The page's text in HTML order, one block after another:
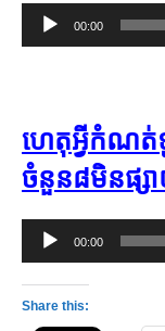
Audio
Player
00:00
ហេតុ​អ្វី​កំណត់​
ចំនួន​៨​មិន​ផ្ស
Audio
Player
00:00
Share this: